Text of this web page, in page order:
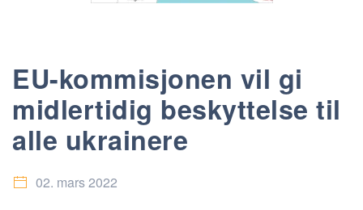
EU-kommisjonen vil gi
midlertidig beskyttelse til
alle ukrainere
02. mars 2022